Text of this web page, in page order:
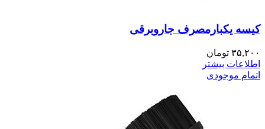
کیسه یکبارمصرف جاروبرقی
۳۵,۲۰۰ تومان
اطلاعات بیشتر
اتمام موجودی